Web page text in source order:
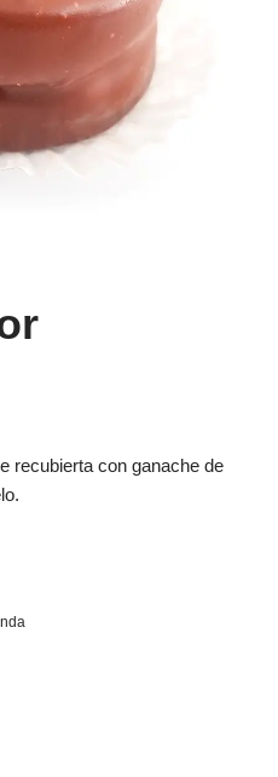
recubierta con ganache de